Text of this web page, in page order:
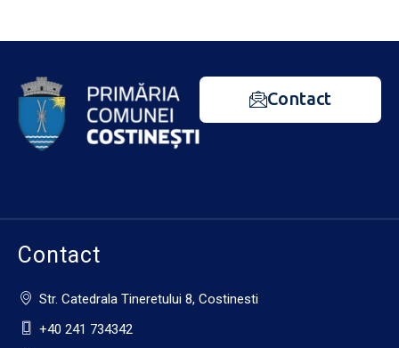
Contact
Contact
Str. Catedrala Tineretului 8, Costinesti
+40 241 734342